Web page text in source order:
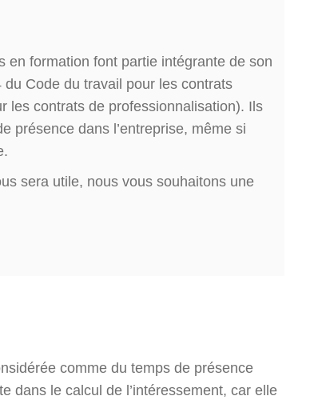
en formation font partie intégrante de son
Code du travail pour les contrats
les contrats de professionnalisation). Ils
présence dans l’entreprise, même si
sera utile, nous vous souhaitons une
comme du temps de présence
dans le calcul de l’intéressement, car elle